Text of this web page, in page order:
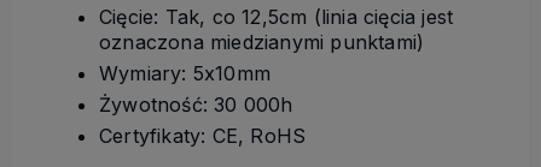
Cięcie: Tak, co 12,5cm (linia cięcia jest
oznaczona miedzianymi punktami)
Wymiary: 5x10mm
Żywotność: 30 000h
Certyfikaty: CE, RoHS